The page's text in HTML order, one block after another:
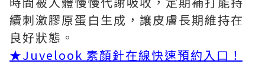
續刺激膠原蛋白生成，讓皮膚長期維持在
良好狀態。
★Juvelook 素顏針在線快速預約入口！